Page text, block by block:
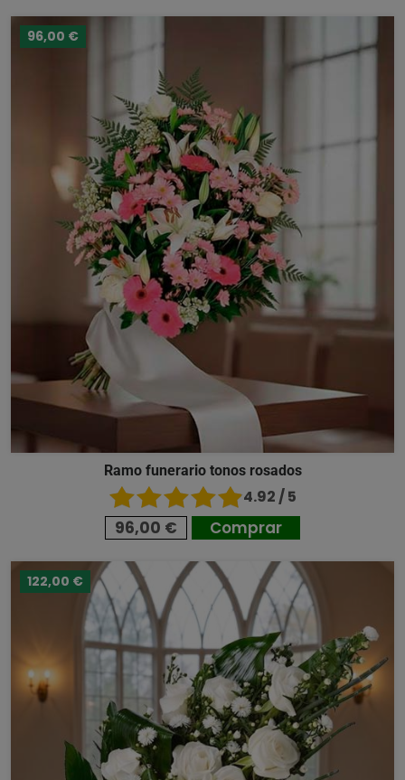
96,00 €
Ramo funerario tonos rosados
4.92 / 5
96,00 € Comprar
122,00 €